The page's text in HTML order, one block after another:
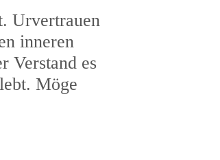
Urvertrauen
inneren
Verstand es
Möge